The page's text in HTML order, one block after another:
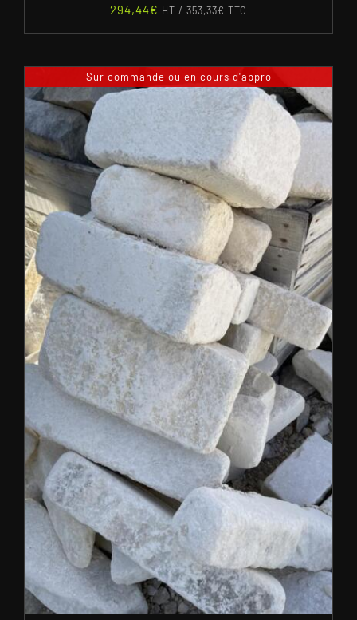
294,44€ HT / 353,33€ TTC
Sur commande ou en cours d'appro